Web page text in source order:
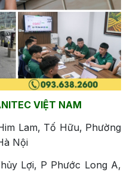
VIỆT NAM
Lam, Tố Hữu, Phường
Nội
Lợi, P Phước Long A,